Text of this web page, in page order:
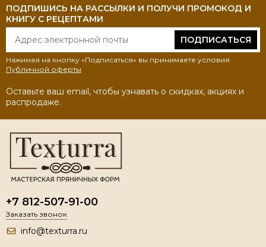
ПОДПИШИСЬ НА РАССЫЛКИ И ПОЛУЧИ ПРОМОКОД И
КНИГУ С РЕЦЕПТАМИ
ПОДПИСАТЬСЯ
Нажимая на кнопку «Подписаться» вы принимаете условия
Публичной оферты.
Оставьте ваш email, чтобы узнавать о скидках, акциях и
распродаже.
+7 812-507-91-00
Заказать звонок
info@texturra.ru